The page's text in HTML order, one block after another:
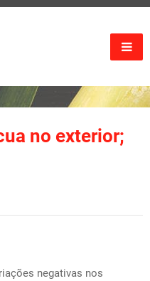
no exterior;
negativas nos